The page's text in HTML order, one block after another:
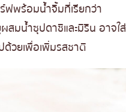
ฟพร้อมน้ำจิ้มที่เรียกว่า
สมน้ำซุปดาชิและมิริน อาจใส่
ด้วยเพื่อเพิ่มรสชาติ